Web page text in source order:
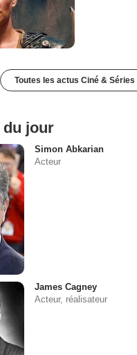
Toutes les actus Ciné & Séries
du jour
Simon Abkarian
Acteur
James Cagney
Acteur, réalisateur